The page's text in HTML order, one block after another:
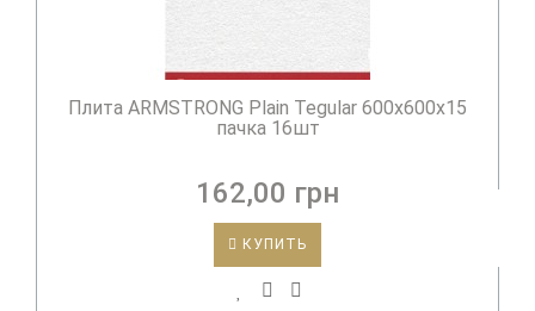
Плита ARMSTRONG Plain Tegular 600х600х15
пачка 16шт
162,00 грн
КУПИТЬ